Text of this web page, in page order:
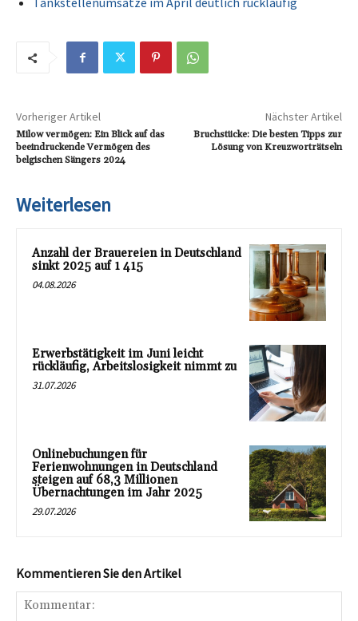
Vorheriger Artikel
Milow vermögen: Ein Blick auf das
beeindruckende Vermögen des
belgischen Sängers 2024
Nächster Artikel
Bruchstücke: Die besten Tipps zur
Lösung von Kreuzworträtseln
Weiterlesen
Anzahl der Brauereien in Deutschland
sinkt 2025 auf 1 415
04.08.2026
Erwerbstätigkeit im Juni leicht
rückläufig, Arbeitslosigkeit nimmt zu
31.07.2026
Onlinebuchungen für
Ferienwohnungen in Deutschland
steigen auf 68,3 Millionen
Übernachtungen im Jahr 2025
29.07.2026
Kommentieren Sie den Artikel